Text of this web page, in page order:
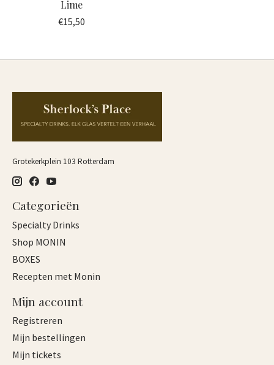
Lime
€15,50
Grotekerkplein 103 Rotterdam
Categorieën
Specialty Drinks
Shop MONIN
BOXES
Recepten met Monin
Mijn account
Registreren
Mijn bestellingen
Mijn tickets